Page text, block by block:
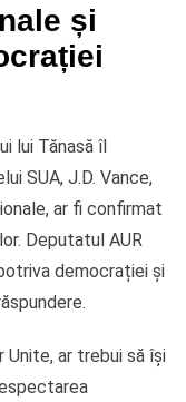
și
lui Tănasă îl
SUA, J.D. Vance,
ar fi confirmat
Deputatul AUR
democrației și
Unite, ar trebui să își